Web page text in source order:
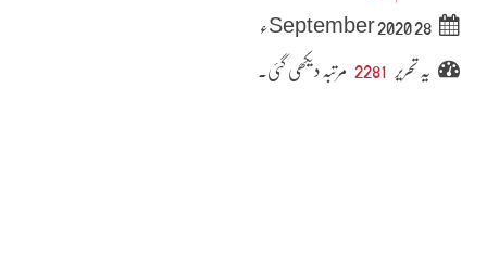
28 September 2020ء
یہ تحریر 2281 مرتبہ دیکھی گئی۔